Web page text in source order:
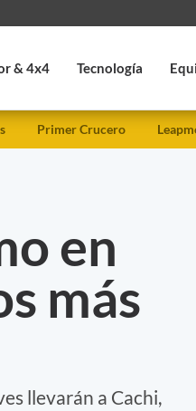
& 4x4 Tecnología
Primer Crucero
en
más
llevarán a Cachi,